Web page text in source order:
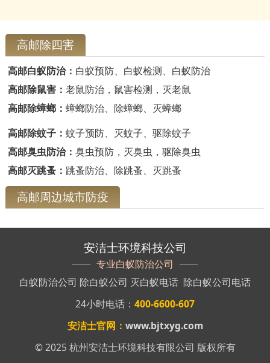
高邮除四害
高邮白蚁防治： 白蚁预防、白蚁检测、白蚁防治
高邮除鼠害： 老鼠防治，鼠害检测，灭老鼠
高邮除蟑螂： 蟑螂防治、除蟑螂、灭蟑螂
高邮除蚊子： 蚊子预防、灭蚊子、驱除蚊子
高邮臭虫防治： 臭虫预防，灭臭虫，驱除臭虫
高邮灭跳蚤： 跳蚤防治、除跳蚤、灭跳蚤
高邮周边城市防疫
安洁士环境科技公司
专业白蚁防治公司
白蚁防治公司 除白蚁公司 灭白蚁电话 除白蚁公司电话
24小时电话： 400-6600-607
安洁士官网： www.bjtxyg.com
© 2025 杭州安洁士环境科技有限公司 版权所有